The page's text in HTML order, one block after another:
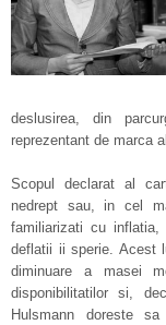
deslusirea, din
reprezentant de marca
Scopul declarat al
nedrept sau, in cel
familiarizati cu
deflatii ii sperie. Acest
diminuare a masei
disponibilitatilor si,
Hulsmann doreste